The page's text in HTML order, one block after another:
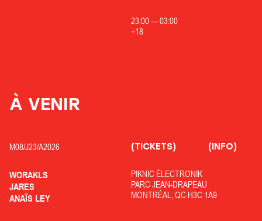
23:00—03:00
+18
À VENIR
M08/J23/A2026
WORAKLS
JARES
ANAÏS LEY
PIKNIC ÉLECTRONIK
PARC JEAN-DRAPEAU
MONTRÉAL, QC H3C 1A9
(TICKETS) (INFO)